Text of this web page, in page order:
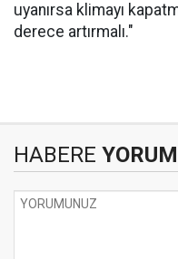
uyanırsa klimayı
derece artırmalı."
HABERE